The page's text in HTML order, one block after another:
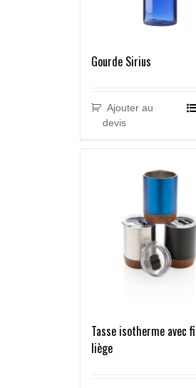
Gourde Sirius
Ajouter au
devis
Tasse isotherme avec
liège